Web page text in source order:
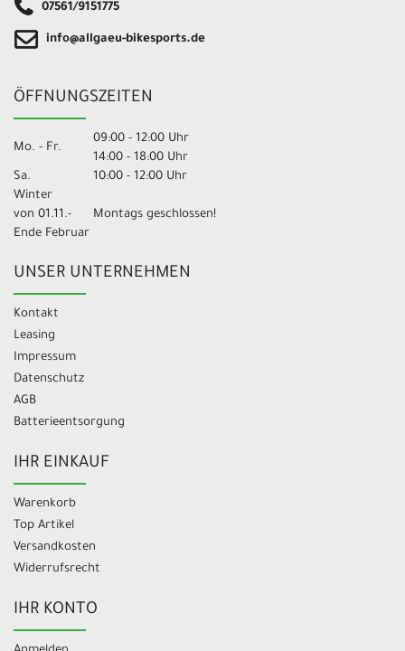
07561/9151775
info@allgaeu-bikesports.de
ÖFFNUNGSZEITEN
Mo. - Fr.
09:00 - 12:00 Uhr
14:00 - 18:00 Uhr
Sa.
10:00 - 12:00 Uhr
Winter
von 01.11.-
Ende Februar
Montags geschlossen!
UNSER UNTERNEHMEN
Kontakt
Leasing
Impressum
Datenschutz
AGB
Batterieentsorgung
IHR EINKAUF
Warenkorb
Top Artikel
Versandkosten
Widerrufsrecht
IHR KONTO